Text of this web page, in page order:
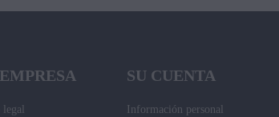
SU CUENTA
Información personal